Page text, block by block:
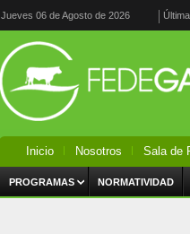
Jueves 06 de Agosto de 2026
Inicio Nosotros Sala de
PROGRAMAS NORMATIVIDAD